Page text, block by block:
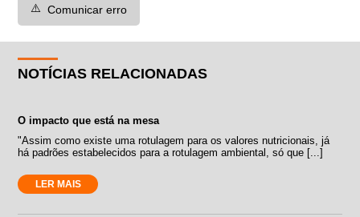
⚠️ Comunicar erro
NOTÍCIAS RELACIONADAS
O impacto que está na mesa
"Assim como existe uma rotulagem para os valores nutricionais, já
há padrões estabelecidos para a rotulagem ambiental, só que [...]
LER MAIS